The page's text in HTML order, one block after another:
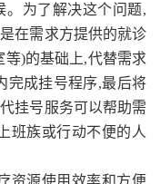
。为了解决这个问题,
在需求方提供的就诊
)的基础上,代替需求
完成挂号程序,最后将
挂号服务可以帮助需
班族或行动不便的人
资源使用效率和方便